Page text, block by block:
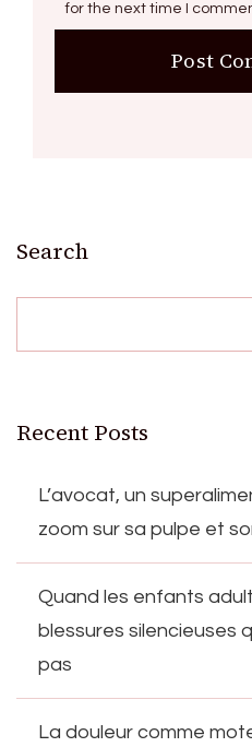
for the next time I
Search
Recent Posts
L’avocat, un
zoom sur sa pulpe et
Quand les enfants
blessures silencieuses
pas
La douleur comme